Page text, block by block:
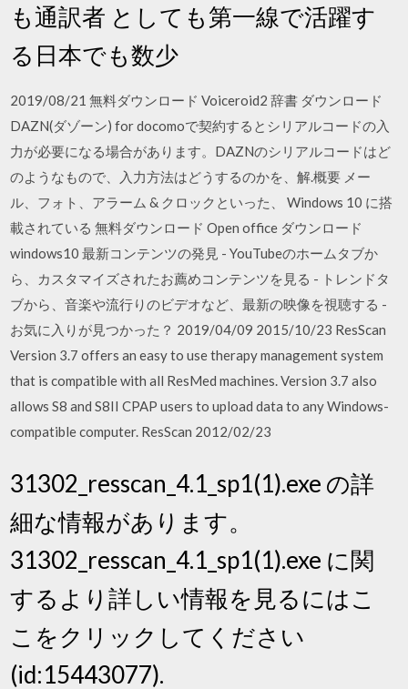
も通訳者 としても第一線で活躍す
る日本でも数少
2019/08/21 無料ダウンロード Voiceroid2 辞書 ダウンロード
DAZN(ダゾーン) for docomoで契約するとシリアルコードの入
力が必要になる場合があります。DAZNのシリアルコードはど
のようなもので、入力方法はどうするのかを、解.概要 メー
ル、フォト、アラーム & クロックといった、 Windows 10 に搭
載されている 無料ダウンロード Open office ダウンロード
windows10 最新コンテンツの発見 - YouTubeのホームタブか
ら、カスタマイズされたお薦めコンテンツを見る - トレンドタ
ブから、音楽や流行りのビデオなど、最新の映像を視聴する -
お気に入りが見つかった？ 2019/04/09 2015/10/23 ResScan
Version 3.7 offers an easy to use therapy management system
that is compatible with all ResMed machines. Version 3.7 also
allows S8 and S8II CPAP users to upload data to any Windows-
compatible computer. ResScan 2012/02/23
31302_resscan_4.1_sp1(1).exe の詳
細な情報があります。
31302_resscan_4.1_sp1(1).exe に関
するより詳しい情報を見るにはこ
こをクリックしてください
(id:15443077).